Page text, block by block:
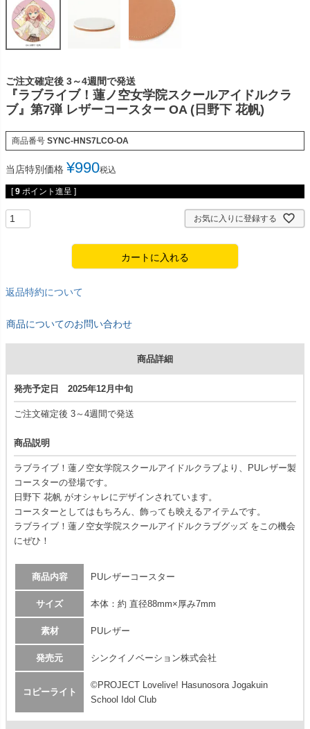
ご注文確定後 3～4週間で発送
『ラブライブ！蓮ノ空女学院スクールアイドルクラ
ブ』第7弾 レザーコースター OA (日野下 花帆)
商品番号 SYNC-HNS7LCO-OA
当店特別価格 ¥990税込
[ 9 ポイント進呈 ]
お気に入りに登録する
カートに入れる
返品特約について
商品についてのお問い合わせ
商品詳細
発売予定日 2025年12月中旬
ご注文確定後 3～4週間で発送
商品説明
ラブライブ！蓮ノ空女学院スクールアイドルクラブより、PUレザー製
コースターの登場です。
日野下 花帆 がオシャレにデザインされています。
コースターとしてはもちろん、飾っても映えるアイテムです。
ラブライブ！蓮ノ空女学院スクールアイドルクラブグッズ をこの機会
にぜひ！
商品内容 PUレザーコースター
サイズ 本体：約 直径88mm×厚み7mm
素材 PUレザー
発売元 シンクイノベーション株式会社
コピーライト
©PROJECT Lovelive! Hasunosora Jogakuin
School Idol Club